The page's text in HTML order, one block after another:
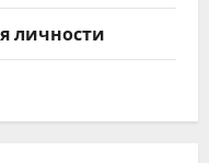
личности